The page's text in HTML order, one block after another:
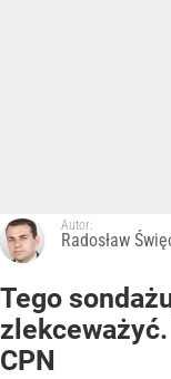
Autor:
Radosław
Tego
CPN